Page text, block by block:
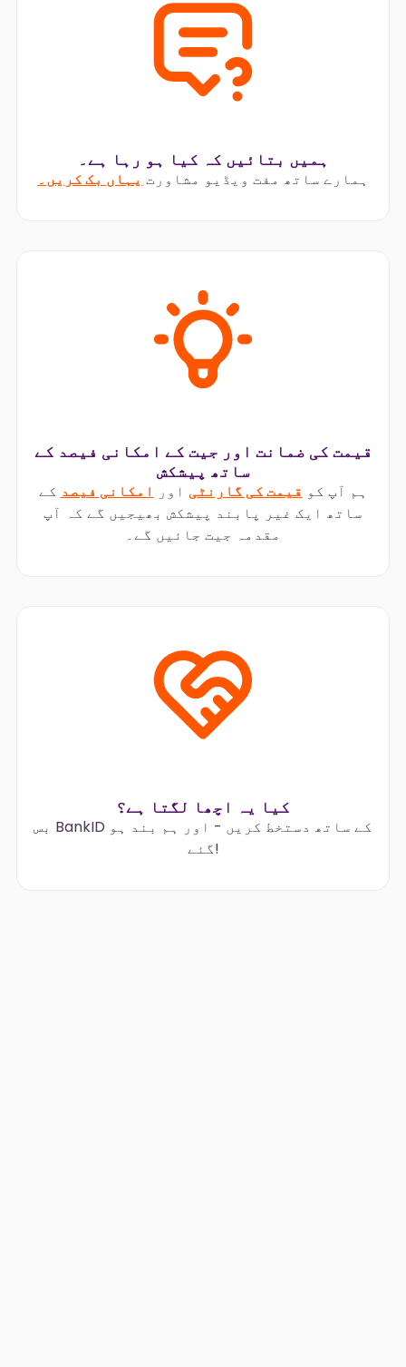
ہمیں بتائیں کہ کیا ہو رہا ہے۔
ہمارے ساتھ مفت ویڈیو مشاورت یہاں بک کریں۔
قیمت کی ضمانت اور جیت کے امکانی فیصد کے
ساتھ پیشکش
ہم آپ کو قیمت کی گارنٹی اور امکانی فیصد کے
ساتھ ایک غیر پابند پیشکش بھیجیں گے کہ آپ
مقدمہ جیت جائیں گے۔
کیا یہ اچھا لگتا ہے؟
بس BankID کے ساتھ دستخط کریں - اور ہم بند ہو
گئے!